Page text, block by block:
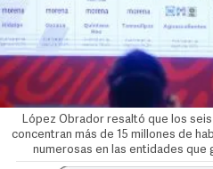
López Obrador resaltó que los
concentran más de 15 millones de
numerosas en las entidades que